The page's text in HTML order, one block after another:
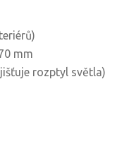
mm
rozptyl světla)